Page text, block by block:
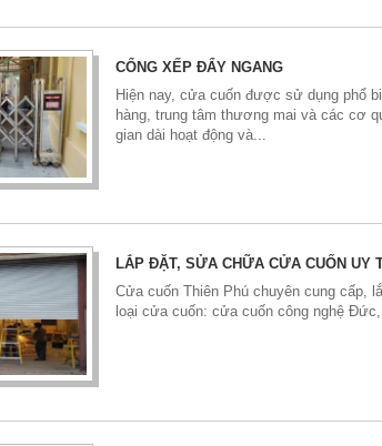
CỔNG XẾP ĐẨY NGANG
Hiện nay, cửa cuốn được sử dụng phổ
hàng, trung tâm thương mai và các cơ
gian dài hoạt động và...
LẮP ĐẶT, SỬA CHỮA CỬA CUỐN UY
Cửa cuốn Thiên Phú chuyên cung cấp,
loại cửa cuốn: cửa cuốn công nghệ